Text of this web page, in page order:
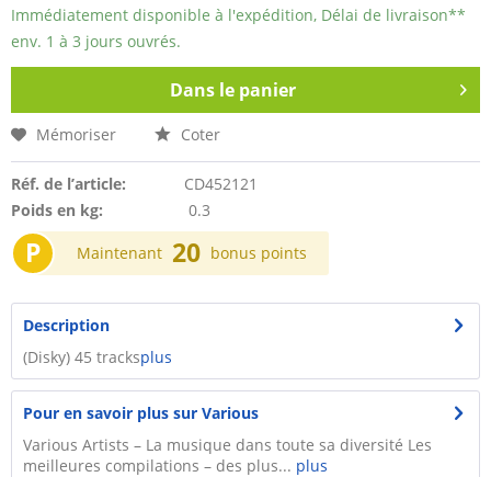
Immédiatement disponible à l'expédition, Délai de livraison**
env. 1 à 3 jours ouvrés.
Dans le panier
Mémoriser Coter
Réf. de l’article:
CD452121
Poids en kg:
0.3
P Maintenant 20 bonus points
Description
(Disky) 45 tracksplus
Pour en savoir plus sur Various
Various Artists – La musique dans toute sa diversité Les
meilleures compilations – des plus... plus